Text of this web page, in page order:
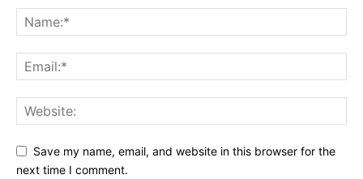
Save my name, email, and website in this browser for the
next time I comment.